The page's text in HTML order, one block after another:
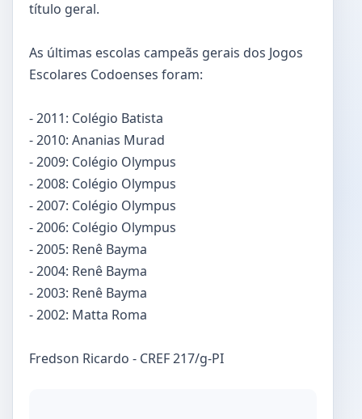
título geral.
As últimas escolas campeãs gerais dos Jogos
Escolares Codoenses foram:
- 2011: Colégio Batista
- 2010: Ananias Murad
- 2009: Colégio Olympus
- 2008: Colégio Olympus
- 2007: Colégio Olympus
- 2006: Colégio Olympus
- 2005: Renê Bayma
- 2004: Renê Bayma
- 2003: Renê Bayma
- 2002: Matta Roma
Fredson Ricardo - CREF 217/g-PI